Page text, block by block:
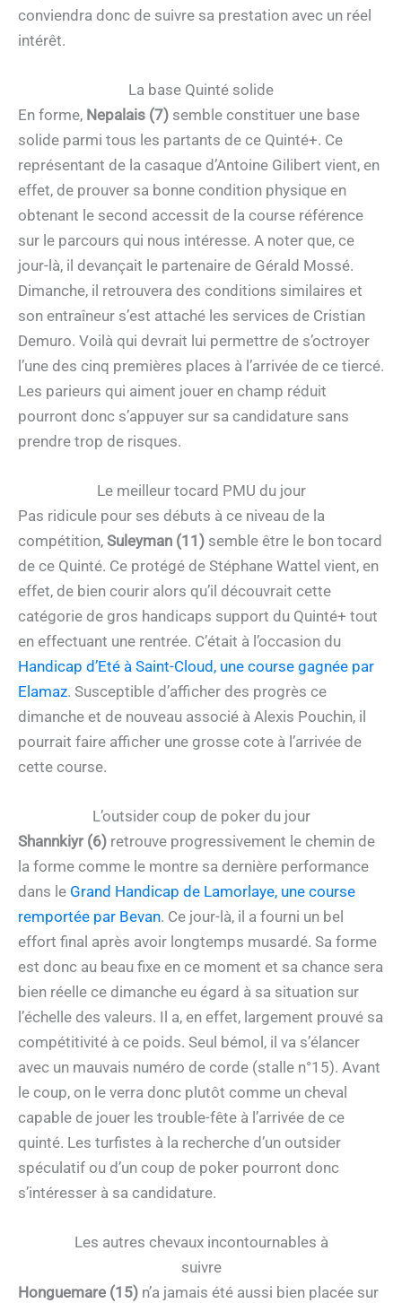
conviendra donc de suivre sa prestation avec un réel
intérêt.
La base Quinté solide
En forme, Nepalais (7) semble constituer une base
solide parmi tous les partants de ce Quinté+. Ce
représentant de la casaque d’Antoine Gilibert vient, en
effet, de prouver sa bonne condition physique en
obtenant le second accessit de la course référence
sur le parcours qui nous intéresse. A noter que, ce
jour-là, il devançait le partenaire de Gérald Mossé.
Dimanche, il retrouvera des conditions similaires et
son entraîneur s’est attaché les services de Cristian
Demuro. Voilà qui devrait lui permettre de s’octroyer
l’une des cinq premières places à l’arrivée de ce tiercé.
Les parieurs qui aiment jouer en champ réduit
pourront donc s’appuyer sur sa candidature sans
prendre trop de risques.
Le meilleur tocard PMU du jour
Pas ridicule pour ses débuts à ce niveau de la
compétition, Suleyman (11) semble être le bon tocard
de ce Quinté. Ce protégé de Stéphane Wattel vient, en
effet, de bien courir alors qu’il découvrait cette
catégorie de gros handicaps support du Quinté+ tout
en effectuant une rentrée. C’était à l’occasion du
Handicap d’Eté à Saint-Cloud, une course gagnée par
Elamaz. Susceptible d’afficher des progrès ce
dimanche et de nouveau associé à Alexis Pouchin, il
pourrait faire afficher une grosse cote à l’arrivée de
cette course.
L’outsider coup de poker du jour
Shannkiyr (6) retrouve progressivement le chemin de
la forme comme le montre sa dernière performance
dans le Grand Handicap de Lamorlaye, une course
remportée par Bevan. Ce jour-là, il a fourni un bel
effort final après avoir longtemps musardé. Sa forme
est donc au beau fixe en ce moment et sa chance sera
bien réelle ce dimanche eu égard à sa situation sur
l’échelle des valeurs. Il a, en effet, largement prouvé sa
compétitivité à ce poids. Seul bémol, il va s’élancer
avec un mauvais numéro de corde (stalle n°15). Avant
le coup, on le verra donc plutôt comme un cheval
capable de jouer les trouble-fête à l’arrivée de ce
quinté. Les turfistes à la recherche d’un outsider
spéculatif ou d’un coup de poker pourront donc
s’intéresser à sa candidature.
Les autres chevaux incontournables à
suivre
Honguemare (15) n’a jamais été aussi bien placée sur